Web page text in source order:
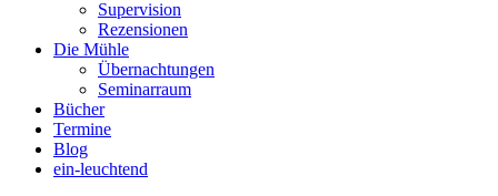
Supervision
Rezensionen
Die Mühle
Übernachtungen
Seminarraum
Bücher
Termine
Blog
ein-leuchtend